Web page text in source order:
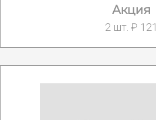
Акция
2 шт. ₽ 121